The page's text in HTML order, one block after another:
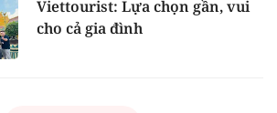
Viettourist: Lựa chọn gần, vui
cho cả gia đình